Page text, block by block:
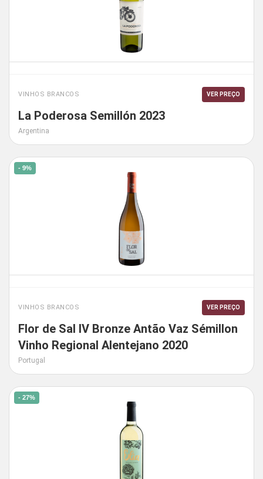
VINHOS BRANCOS VER PREÇO
La Poderosa Semillón 2023
Argentina
- 9%
VINHOS BRANCOS VER PREÇO
Flor de Sal IV Bronze Antão Vaz Sémillon
Vinho Regional Alentejano 2020
Portugal
- 27%